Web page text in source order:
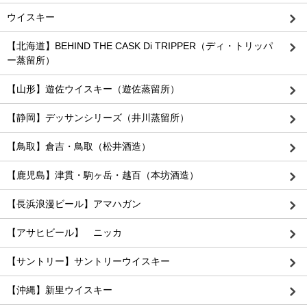
ウイスキー
【北海道】BEHIND THE CASK Di TRIPPER（ディ・トリッパ
ー蒸留所）
【山形】遊佐ウイスキー（遊佐蒸留所）
【静岡】デッサンシリーズ（井川蒸留所）
【鳥取】倉吉・鳥取（松井酒造）
【鹿児島】津貫・駒ヶ岳・越百（本坊酒造）
【長浜浪漫ビール】アマハガン
【アサヒビール】 ニッカ
【サントリー】サントリーウイスキー
【沖縄】新里ウイスキー